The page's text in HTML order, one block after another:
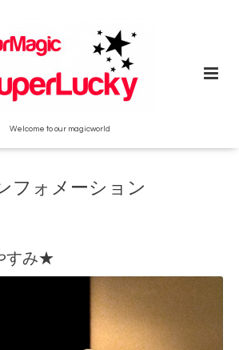
Welcome to our magicworld
フォメーション
すみ★